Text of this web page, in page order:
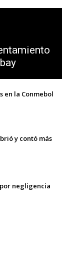
en la Conmebol
y contó más
negligencia